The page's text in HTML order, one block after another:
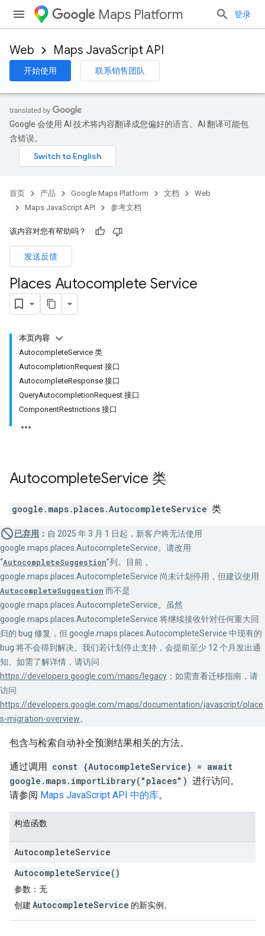
Maps Platform 登录
Web Maps JavaScript API
开始使用 联系销售团队
Google 会使用 AI 技术将内容翻译成您偏好的语言。AI 翻译可能包
含错误。
首页 产品 Google Maps Platform 文档
Web
Maps JavaScript API
参考文档
该内容对您有帮助吗？
发送反馈
Places Autocomplete Service
本页内容
AutocompleteService 类
AutocompletionRequest 接口
AutocompleteResponse 接口
QueryAutocompletionRequest 接口
ComponentRestrictions 接口
AutocompleteService 类
google.maps.places.AutocompleteService 类
已弃用 ： 自 2025 年 3 月 1 日起，新客户将无法使用
google.maps.places.AutocompleteService。请改用
“AutocompleteSuggestion”列。目前，
google.maps.places.AutocompleteService 尚未计划停用，但建议使用
AutocompleteSuggestion 而不是
google.maps.places.AutocompleteService。虽然
google.maps.places.AutocompleteService 将继续接收针对任何重大回
归的 bug 修复，但 google.maps.places.AutocompleteService 中现有的
bug 将不会得到解决。我们若计划停止支持，会提前至少 12 个月发出通
知。如需了解详情，请访问
https://developers.google.com/maps/legacy ；如需查看迁移指南，请
访问
https://developers.google.com/maps/documentation/javascript/place
s-migration-overview。
包含与检索自动补全预测结果相关的方法。
通过调用 const {AutocompleteService} = await
google.maps.importLibrary("places") 进行访问。
请参阅 Maps JavaScript API 中的库。
构造函数
AutocompleteService
AutocompleteService()
参数 ：无
创建 AutocompleteService 的新实例。